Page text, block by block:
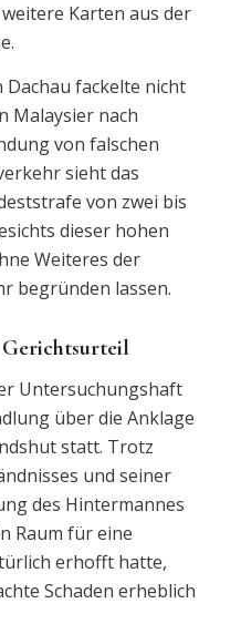
Karten aus der
fackelte nicht
Malaysier nach
von falschen
sieht das
von zwei bis
dieser hohen
Weiteres der
begründen lassen.
Untersuchungshaft
über die Anklage
statt. Trotz
und seiner
des Hintermannes
Raum für eine
erhofft hatte,
Schaden erheblich